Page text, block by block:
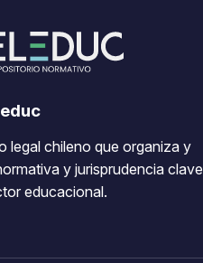
legal chileno que organiza y
y jurisprudencia clave
educacional.